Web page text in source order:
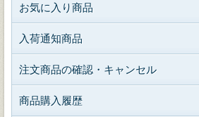
お気に入り商品
入荷通知商品
注文商品の確認・キャンセル
商品購入履歴